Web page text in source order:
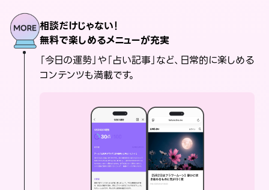
相談だけじゃない！
無料で楽しめるメニューが充実
「今日の運勢」や「占い記事」など、日常的に楽しめる
コンテンツも満載です。